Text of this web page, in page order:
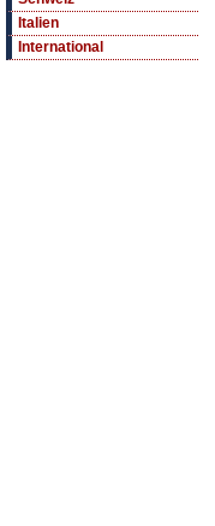
Italien
International